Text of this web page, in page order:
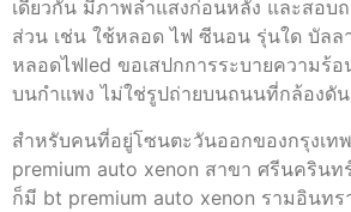
เดียวกัน มีภาพลำแสงก่อนหลัง และสอบ
ส่วน เช่น ใช้หลอด ไฟ ซีนอน รุ่นใด บัลล
หลอดไฟled ขอเสปกการระบายความร้
บนกำแพง ไม่ใช่รูปถ่ายบนถนนที่กล้องดั
สำหรับคนที่อยู่โซนตะวันออกของกรุงเ
premium auto xenon สาขา ศรีนครินท
ก็มี bt premium auto xenon รามอินทร